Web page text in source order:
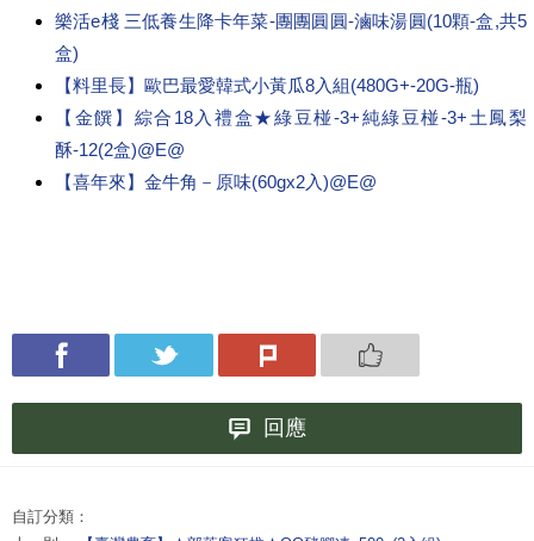
樂活e棧 三低養生降卡年菜-團團圓圓-滷味湯圓(10顆-盒,共5
盒)
【料里長】歐巴最愛韓式小黃瓜8入組(480G+-20G-瓶)
【金饌】綜合18入禮盒★綠豆椪-3+純綠豆椪-3+土鳳梨
酥-12(2盒)@E@
【喜年來】金牛角－原味(60gx2入)@E@
回應
自訂分類：